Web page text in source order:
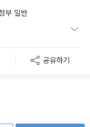
부 일반
공유하기